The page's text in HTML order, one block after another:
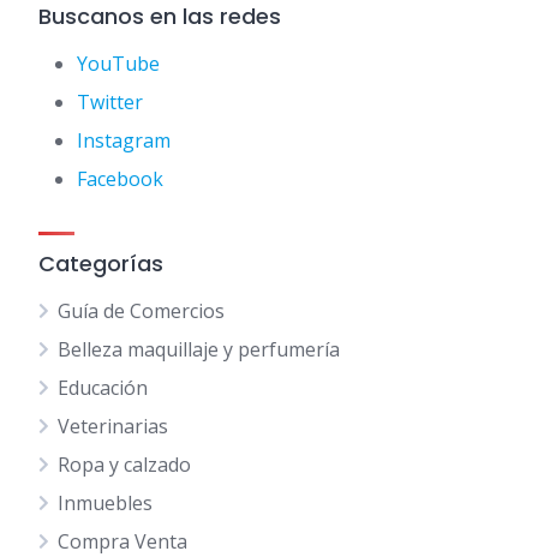
Buscanos en las redes
YouTube
Twitter
Instagram
Facebook
Categorías
Guía de Comercios
Belleza maquillaje y perfumería
Educación
Veterinarias
Ropa y calzado
Inmuebles
Compra Venta